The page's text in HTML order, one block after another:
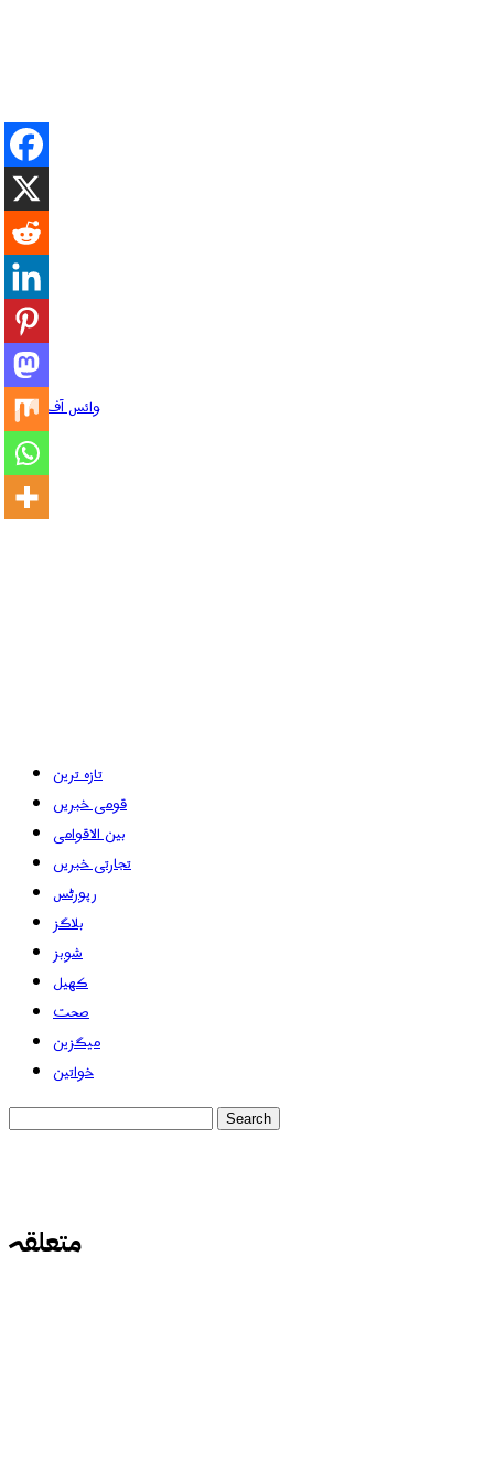
وائس آف پریس
تازہ ترین
قومی خبریں
بین الاقوامی
تجارتی خبریں
رپورٹس
بلاگز
شوبز
کھیل
صحت
میگزین
خواتین
متعلقہ